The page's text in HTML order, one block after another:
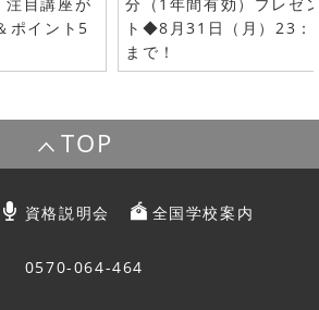
ポイント5
ト◆8月31日（月）23：
まで！
TOP
資格説明会 全国学校案内
0570-064-464